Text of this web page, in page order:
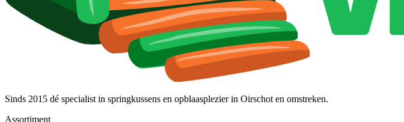
Sinds 2015 dé specialist in springkussens en opblaasplezier in Oirschot en omstreken.
Assortiment